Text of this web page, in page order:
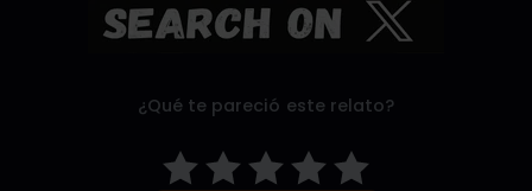
¿Qué te pareció este relato?